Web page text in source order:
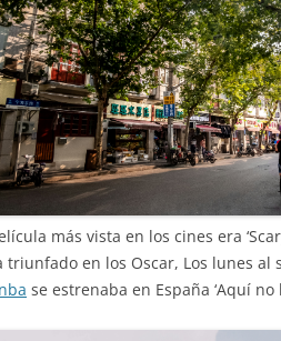
más vista en los cines era
triunfado en los Oscar, Los lunes
se estrenaba en España ‘Aquí no